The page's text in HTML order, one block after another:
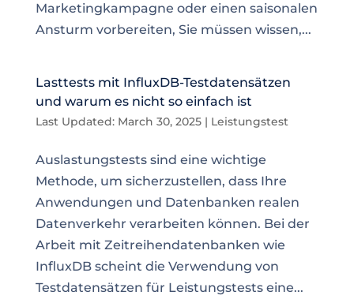
Marketingkampagne oder einen saisonalen
Ansturm vorbereiten, Sie müssen wissen,...
Lasttests mit InfluxDB-Testdatensätzen
und warum es nicht so einfach ist
Last Updated: March 30, 2025| Leistungstest
Auslastungstests sind eine wichtige
Methode, um sicherzustellen, dass Ihre
Anwendungen und Datenbanken realen
Datenverkehr verarbeiten können. Bei der
Arbeit mit Zeitreihendatenbanken wie
InfluxDB scheint die Verwendung von
Testdatensätzen für Leistungstests eine...